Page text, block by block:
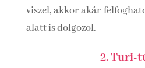
viszel, akkor akár
alatt is dolgozol.
2. Turi-